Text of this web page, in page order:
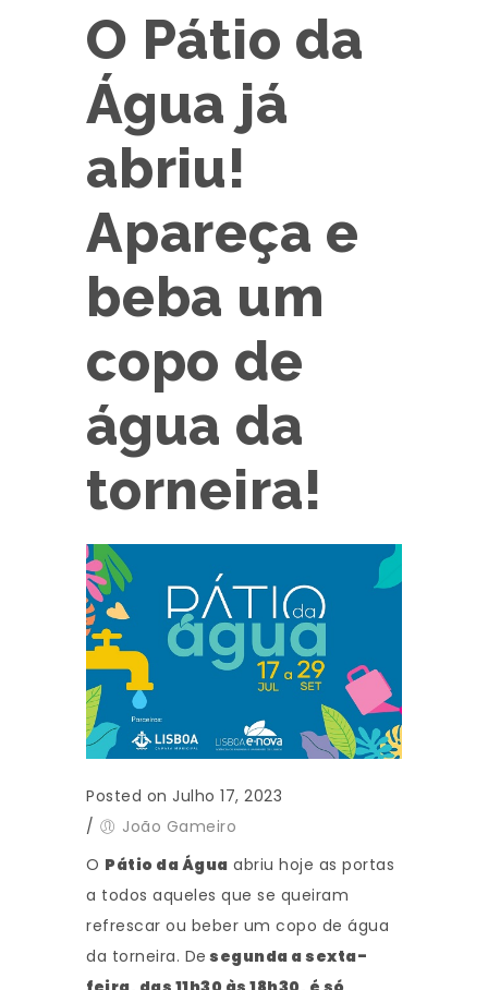
O Pátio da
Água já
abriu!
Apareça e
beba um
copo de
água da
torneira!
Posted on Julho 17, 2023
/
João Gameiro
O Pátio da Água abriu hoje as portas
a todos aqueles que se queiram
refrescar ou beber um copo de água
da torneira. De segunda a sexta-